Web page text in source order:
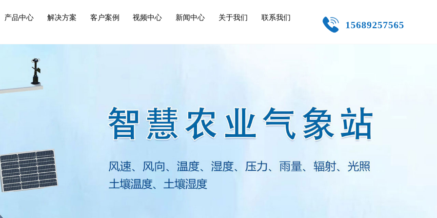
15689257565
产品中心 解决方案 客户案例 视频中心 新闻中心 关于我们 联系我们